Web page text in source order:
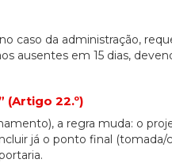
caso da administração,
ausentes em 15 dias,
(Artigo 22.º)
a regra muda: o
já o ponto final (tomada/